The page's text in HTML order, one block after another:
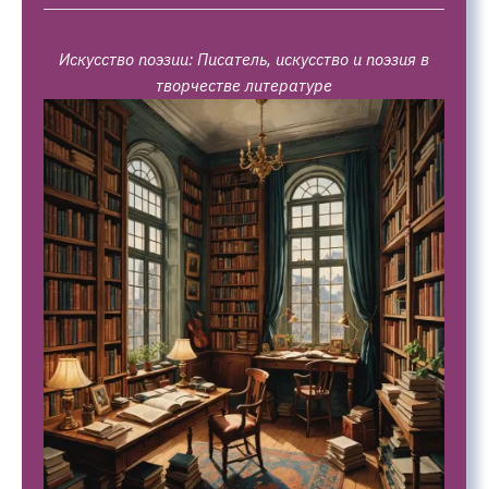
Искусство поэзии: Писатель, искусство и поэзия в
творчестве литературе